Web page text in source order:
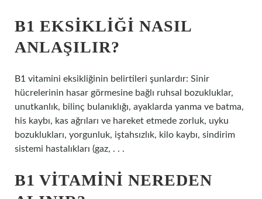
B1 EKSIKLIĞI NASIL
ANLAŞILIR?
B1 vitamini eksikliğinin belirtileri şunlardır: Sinir
hücrelerinin hasar görmesine bağlı ruhsal bozukluklar,
unutkanlık, bilinç bulanıklığı, ayaklarda yanma ve batma,
his kaybı, kas ağrıları ve hareket etmede zorluk, uyku
bozuklukları, yorgunluk, iştahsızlık, kilo kaybı, sindirim
sistemi hastalıkları (gaz, . . .
B1 VITAMINI NEREDEN